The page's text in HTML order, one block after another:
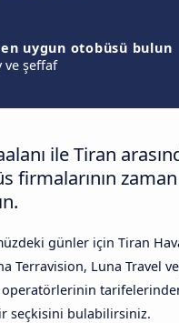
uygun otobüsü bulun
ve şeffaf
ile Tiran
firmalarının
günler için Tiran
Terravision, Luna Travel
seçkisini bulabilirsiniz.